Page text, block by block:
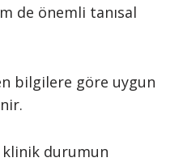
de önemli tanısal
bilgilere göre uygun
klinik durumun